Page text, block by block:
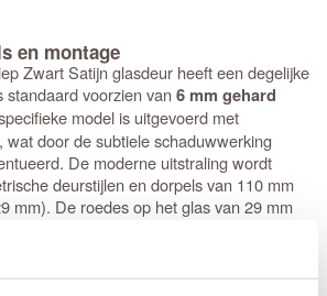
en montage
Zwart Satijn glasdeur heeft een degelijke
standaard voorzien van6 mm gehard
model is uitgevoerd met
wat door de subtiele schaduwwerking
De moderne uitstraling wordt
deurstijlen en dorpels van 110 mm
mm). De roedes op het glas van 29 mm
deur direct klaar voor montage: het